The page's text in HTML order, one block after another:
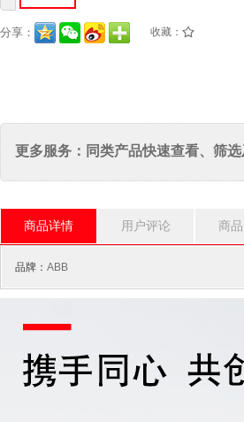
分享： 收藏： /
更多服务：同类产品快速查看、筛
商品详情 用户评论 商
品牌： ABB